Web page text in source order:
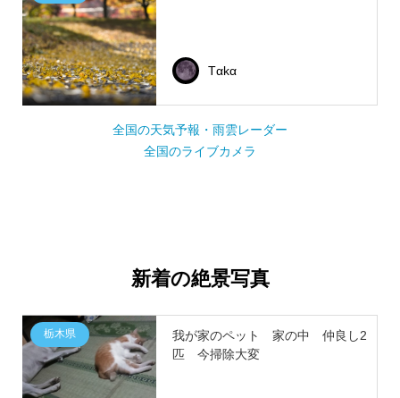
Tαkα
全国の天気予報・雨雲レーダー
全国のライブカメラ
新着の絶景写真
栃木県
我が家のペット 家の中 仲良し2
匹 今掃除大変